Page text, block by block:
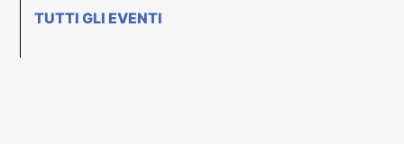
TUTTI GLI EVENTI